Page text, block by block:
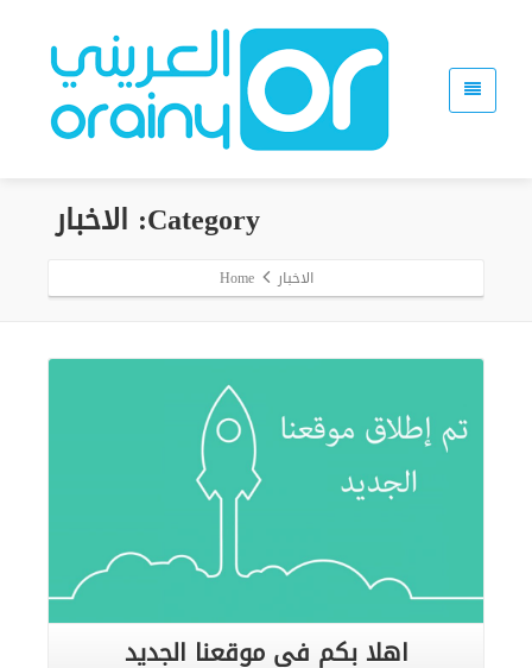
Category: الاخبار
الاخبار Home
اهلا بكم في موقعنا الجديد